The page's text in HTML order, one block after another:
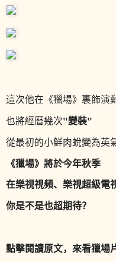
這次他在《獵場》裏飾演
也將經曆幾次"變裝"
從最初的小鮮肉蛻變為英
《獵場》將於今年秋季
在樂視視頻、樂視超級電
你是不是也超期待？
點擊閱讀原文，來看獵場